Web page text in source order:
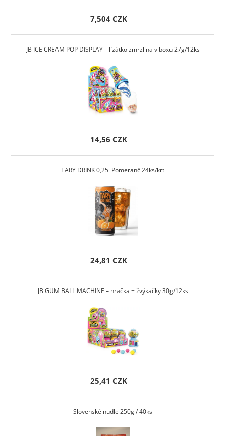
7,504 CZK
JB ICE CREAM POP DISPLAY – lízátko zmrzlina v boxu 27g/12ks
14,56 CZK
TARY DRINK 0,25l Pomeranč 24ks/krt
24,81 CZK
JB GUM BALL MACHINE – hračka + žvýkačky 30g/12ks
25,41 CZK
Slovenské nudle 250g / 40ks